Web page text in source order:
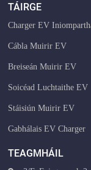
TÁIRGE
Charger EV
Cábla Muirir EV
Breiseán Muirir EV
Soicéad Luchtaithe EV
Stáisiún Muirir EV
Gabhálais EV Charger
TEAGMHÁIL